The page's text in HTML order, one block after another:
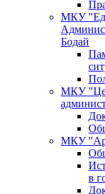
МКУ
Бодай
МКУ
МКУ
в